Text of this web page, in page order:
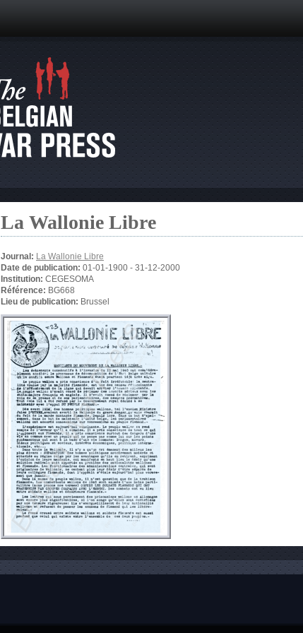
La Wallonie Libre
Journal: La Wallonie Libre
Date de publication: 01-01-1900 - 31-12-2000
Institution: CEGESOMA
Référence: BG668
Lieu de publication: Brussel